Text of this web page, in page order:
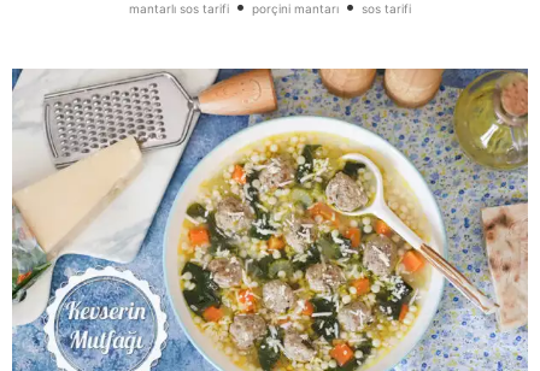
mantarlı sos tarifi • porçini mantarı • sos tarifi